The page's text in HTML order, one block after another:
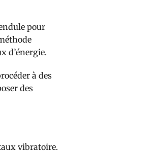
pour
d’énergie.
à des
des
vibratoire.